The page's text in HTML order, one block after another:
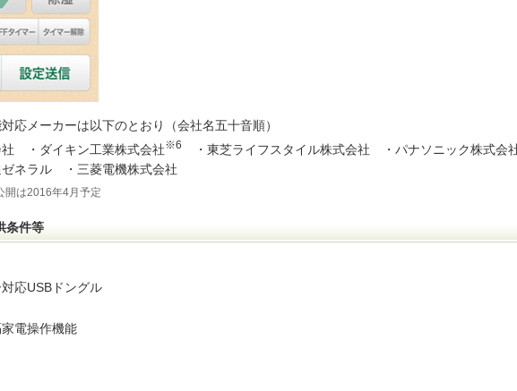
応メーカーは以下のとおり（会社名五十音順）
社 ・ダイキン工業株式会社※6
・東芝ライフスタイル株式会社 ・パナソニック株式会
ゼネラル ・三菱電機株式会社
開は2016年4月予定
条件等
応USBドングル
電操作機能